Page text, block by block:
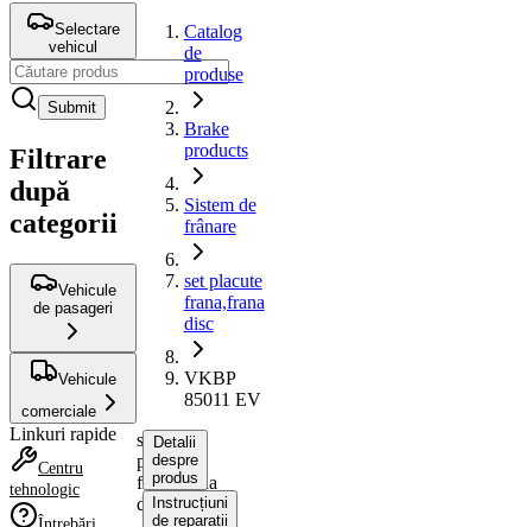
Selectare
vehicul
Submit
Filtrare
după
categorii
Vehicule
de pasageri
Vehicule
comerciale
Linkuri rapide
Centru
tehnologic
Catalog
de
produse
Brake
products
Sistem de
frânare
set placute
frana,frana
disc
VKBP
85011 EV
set
placute
frana,frana
disc
Detalii
despre
produs
Instrucțiuni
de reparații